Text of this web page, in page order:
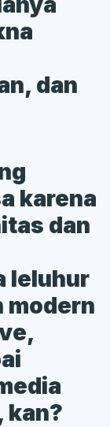
dan
karena
dan
leluhur
modern
kan?